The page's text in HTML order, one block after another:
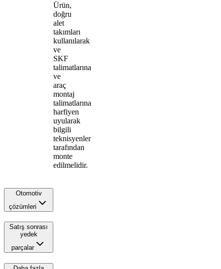
Ürün,
doğru
alet
takımları
kullanılarak
ve
SKF
talimatlarına
ve
araç
montaj
talimatlarına
harfiyen
uyularak
bilgili
teknisyenler
tarafından
monte
edilmelidir.
Otomotiv
çözümleri
Satış sonrası
yedek
parçalar